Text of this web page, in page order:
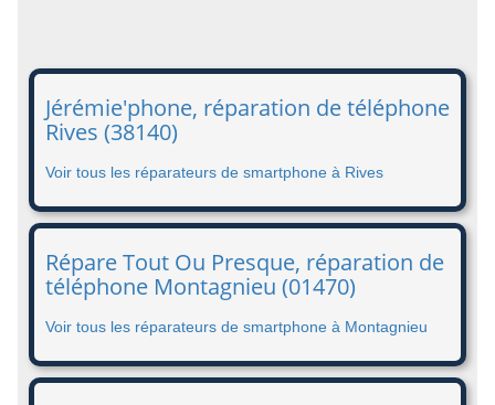
Jérémie'phone, réparation de téléphone
Rives (38140)
Voir tous les réparateurs de smartphone à Rives
Répare Tout Ou Presque, réparation de
téléphone Montagnieu (01470)
Voir tous les réparateurs de smartphone à Montagnieu